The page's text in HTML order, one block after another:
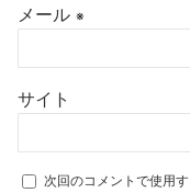
メール ※
サイト
次回のコメントで使用